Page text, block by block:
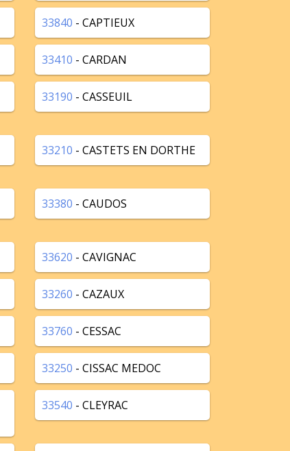
33840 - CAPTIEUX
33410 - CARDAN
33190 - CASSEUIL
33210 - CASTETS EN DORTHE
33380 - CAUDOS
33620 - CAVIGNAC
33260 - CAZAUX
33760 - CESSAC
33250 - CISSAC MEDOC
33540 - CLEYRAC